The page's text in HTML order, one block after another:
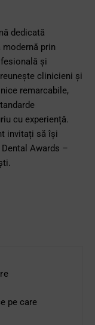
dedicată
prin
și
clinicieni și
remarcabile,
cu experiență.
invitați să își
Awards –
pe care